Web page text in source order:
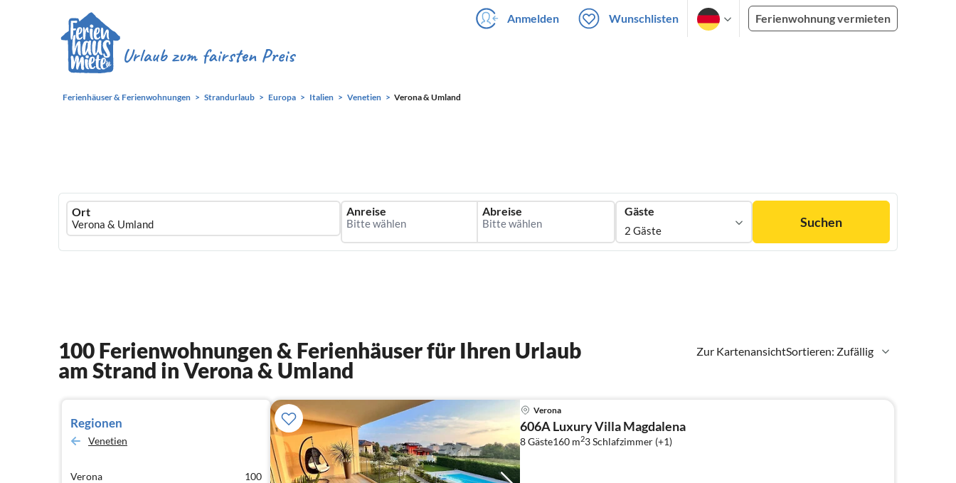
Anmelden Wunschlisten Ferienwohnung vermieten
Ferienhäuser & Ferienwohnungen Strandurlaub Europa Italien Venetien Verona & Umland
Ferienhausmiete
logo
Ort Anreise Abreise Gäste
2 Gäste
Suchen
Zur KartenansichtSortieren: Zufällig
100 Ferienwohnungen & Ferienhäuser für Ihren Urlaub
am Strand in Verona & Umland
Regionen
Venetien
Verona 100
Verona
606A Luxury Villa Magdalena
8 Gäste160 m23Schlafzimmer (+1)